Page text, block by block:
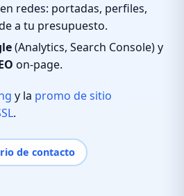
en redes: portadas, perfiles,
a tu presupuesto.
(Analytics, Search Console) y
on-page.
y la promo de sitio
.
de contacto